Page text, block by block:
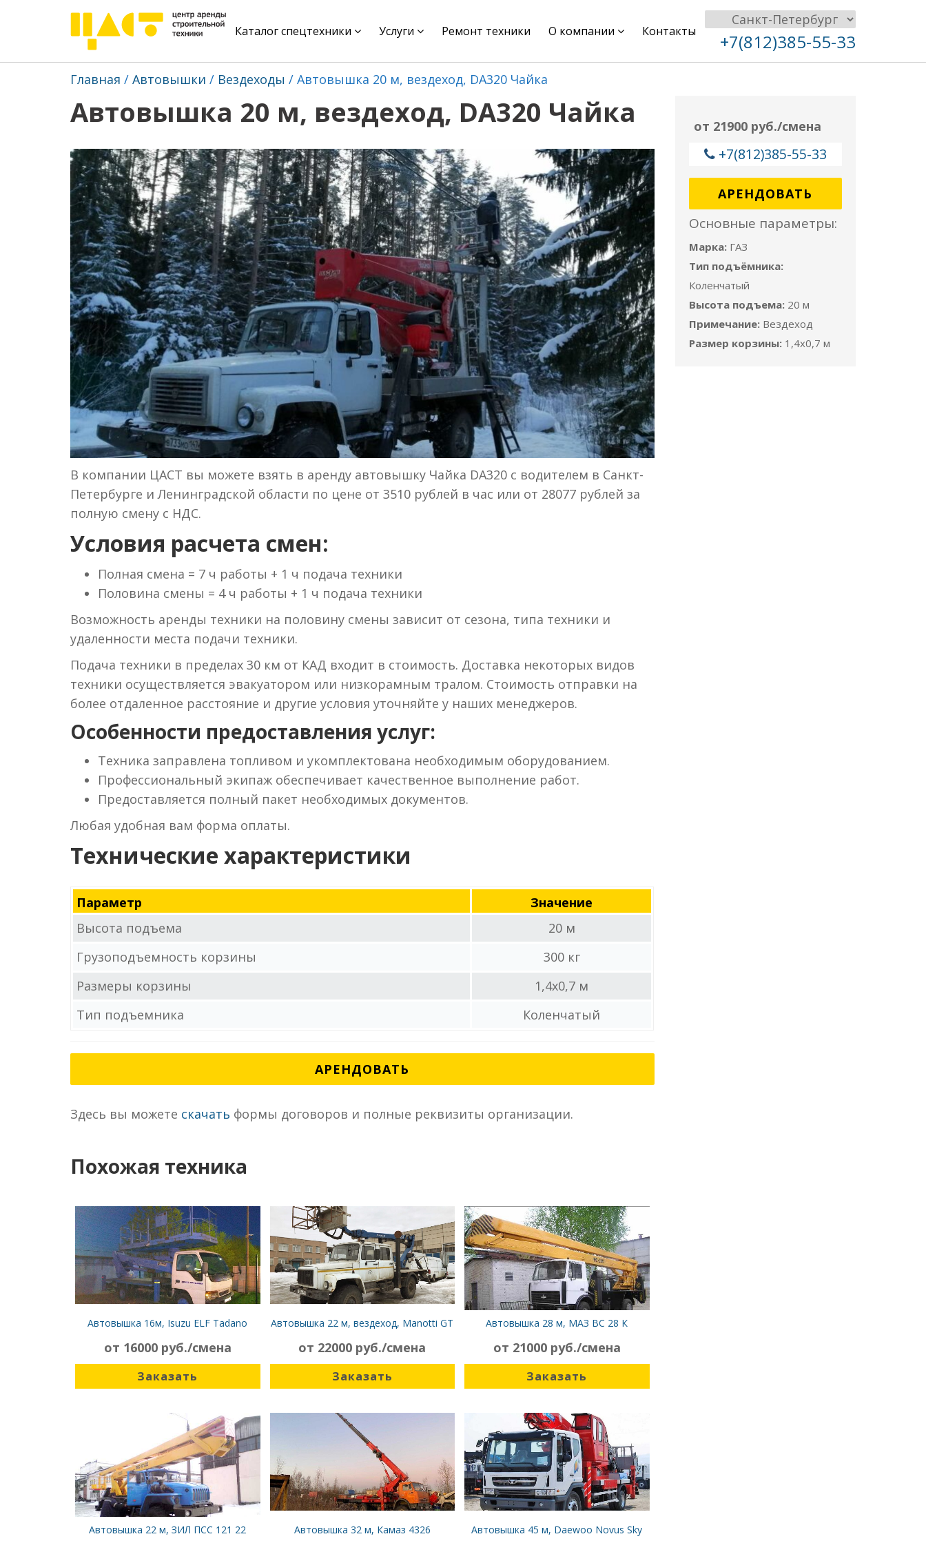
Каталог спецтехники Услуги Ремонт техники О компании Контакты +7(812)385-55-33
Главная Автовышки Вездеходы Автовышка 20 м, вездеход, DA320 Чайка
Автовышка 20 м, вездеход, DA320 Чайка
В компании ЦАСТ вы можете взять в аренду автовышку Чайка DA320 с водителем в Санкт-
Петербурге и Ленинградской области по цене от 3510 рублей в час или от 28077 рублей за
полную смену с НДС.
Условия расчета смен:
Полная смена = 7 ч работы + 1 ч подача техники
Половина смены = 4 ч работы + 1 ч подача техники
Возможность аренды техники на половину смены зависит от сезона, типа техники и
удаленности места подачи техники.
Подача техники в пределах 30 км от КАД входит в стоимость. Доставка некоторых видов
техники осуществляется эвакуатором или низкорамным тралом. Стоимость отправки на
более отдаленное расстояние и другие условия уточняйте у наших менеджеров.
Особенности предоставления услуг:
Техника заправлена топливом и укомплектована необходимым оборудованием.
Профессиональный экипаж обеспечивает качественное выполнение работ.
Предоставляется полный пакет необходимых документов.
Любая удобная вам форма оплаты.
Технические характеристики
Параметр
Значение
Высота подъема
20 м
Грузоподъемность корзины
300 кг
Размеры корзины
1,4x0,7 м
Тип подъемника
Коленчатый
АРЕНДОВАТЬ
Здесь вы можете скачать формы договоров и полные реквизиты организации.
Похожая техника
Автовышка 16м, Isuzu ELF Tadano
от 16000 руб./смена
Заказать
Автовышка 22 м, вездеход, Manotti GT
от 22000 руб./смена
Заказать
Автовышка 28 м, МАЗ ВС 28 К
от 21000 руб./смена
Заказать
Автовышка 22 м, ЗИЛ ПСС 121 22 Автовышка 32 м, Камаз 4326
Автовышка 45 м, Daewoo Novus Sky
от 21900 руб./смена
+7(812)385-55-33
АРЕНДОВАТЬ
Основные параметры:
Марка: ГАЗ
Тип подъёмника:
Коленчатый
Высота подъема: 20 м
Примечание: Вездеход
Размер корзины: 1,4x0,7 м